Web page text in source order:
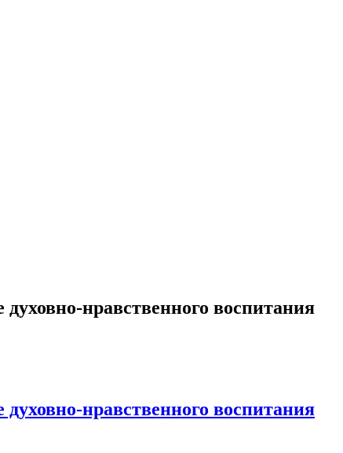
нравственного воспитания
нравственного воспитания